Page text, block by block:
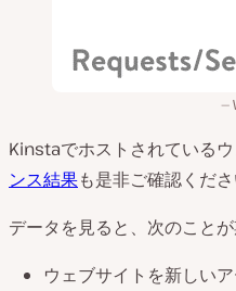
Kinstaでホストされている
ンス結果も是非ご確認くださ
データを見ると、次のことが
ウェブサイトを新しい